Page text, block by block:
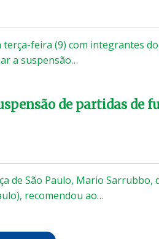
feira (9) com integrantes
a suspensão…
de partidas de
de São Paulo, Mario Sarrubbo,
recomendou ao…